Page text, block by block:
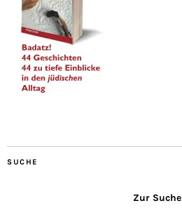
SUCHE
Zur Suche